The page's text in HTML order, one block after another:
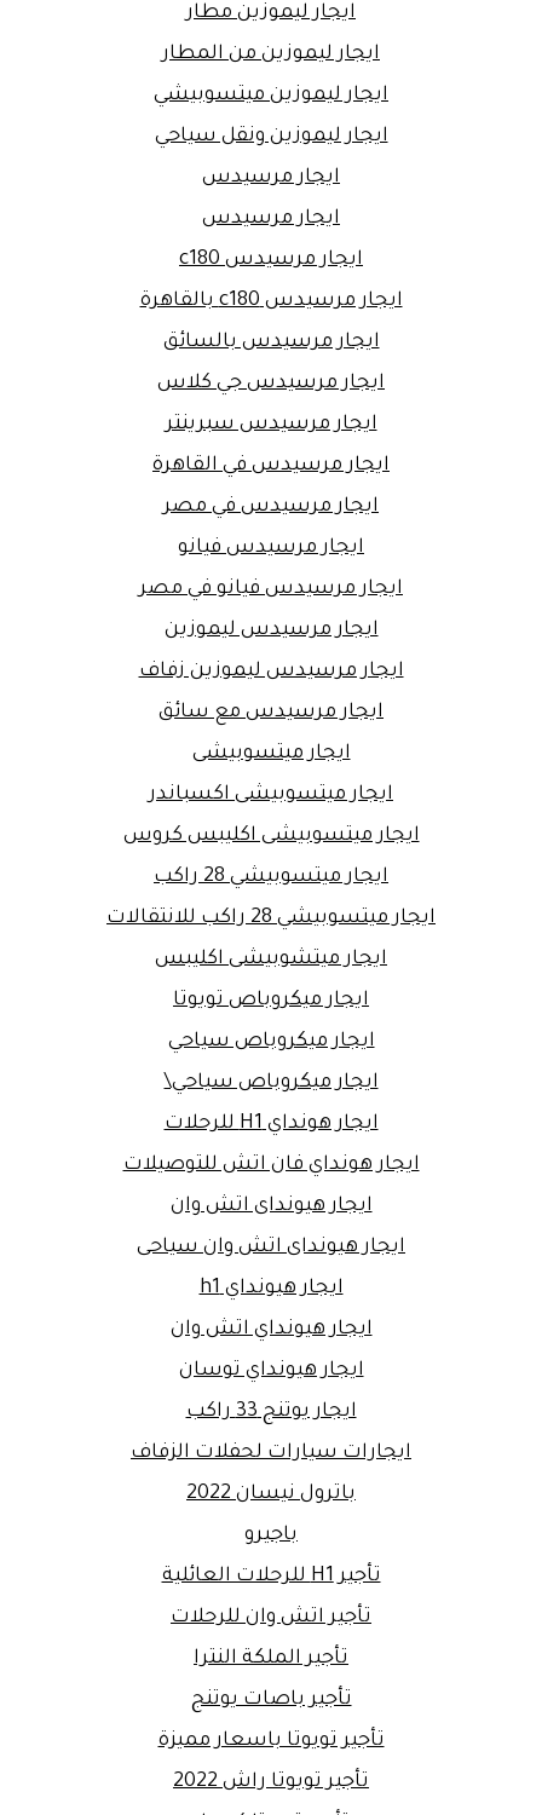
ايجار ليموزين مطار
ايجار ليموزين من المطار
ايجار ليموزين ميتسوبيشي
ايجار ليموزين ونقل سياحي
ايجار مرسيدس
ايجار مرسيدس
ايجار مرسيدس c180
ايجار مرسيدس c180 بالقاهرة
ايجار مرسيدس بالسائق
ايجار مرسيدس جي كلاس
ايجار مرسيدس سبرينتر
ايجار مرسيدس في القاهرة
ايجار مرسيدس في مصر
ايجار مرسيدس فيانو
ايجار مرسيدس فيانو في مصر
ايجار مرسيدس ليموزين
ايجار مرسيدس ليموزين زفاف
ايجار مرسيدس مع سائق
ايجار ميتسوبيشى
ايجار ميتسوبيشى اكسباندر
ايجار ميتسوبيشى اكليبس كروس
ايجار ميتسوبيشي 28 راكب
ايجار ميتسوبيشي 28 راكب للانتقالات
ايجار ميتشوبيشى اكليبس
ايجار ميكروباص تويوتا
ايجار ميكروباص سياحي
ايجار ميكروباص سياحي\
ايجار هونداي H1 للرحلات
ايجار هونداي فان اتش للتوصيلات
ايجار هيونداى اتش وان
ايجار هيونداى اتش وان سياحى
ايجار هيونداي h1
ايجار هيونداي اتش وان
ايجار هيونداي توسان
ايجار يوتنج 33 راكب
ايجارات سيارات لحفلات الزفاف
باترول نيسان 2022
باجيرو
تأجير H1 للرحلات العائلية
تأجير اتش وان للرحلات
تأجير الملكة النترا
تأجير باصات يوتنج
تأجير تويوتا باسعار مميزة
تأجير تويوتا راش 2022